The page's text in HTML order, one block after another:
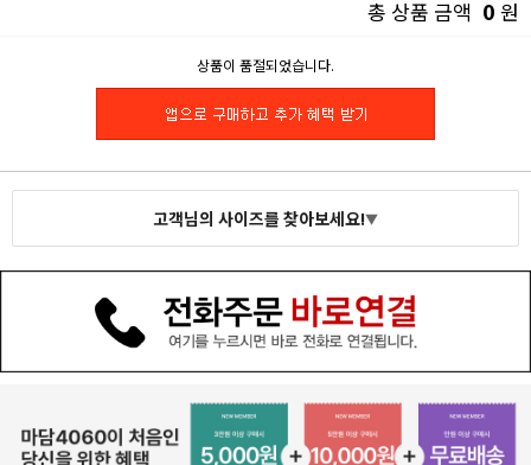
총 상품 금액 0 원
상품이 품절되었습니다.
고객님의 사이즈를 찾아보세요!▼